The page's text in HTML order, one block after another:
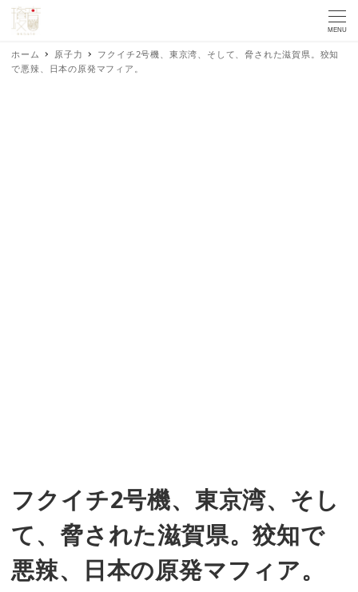
MENU
ホーム 原子力
フクイチ2号機、東京湾、そして、脅された滋賀県。狡知
で悪辣、日本の原発マフィア。
フクイチ2号機、東京湾、そし
て、脅された滋賀県。狡知で
悪辣、日本の原発マフィア。